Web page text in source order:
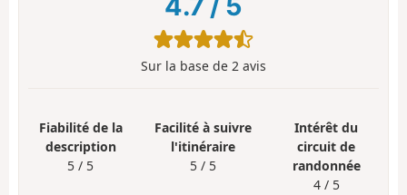
Sur la base de 2 avis
Fiabilité de la
description
5 / 5
Facilité à suivre
l'itinéraire
5 / 5
Intérêt du
circuit de
randonnée
4 / 5